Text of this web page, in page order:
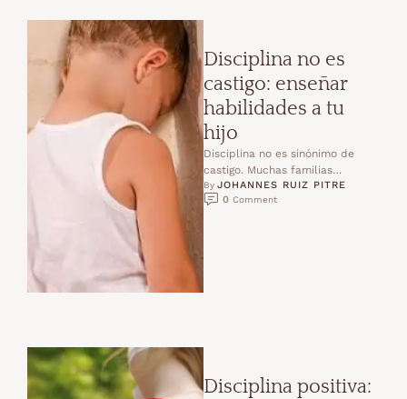
Disciplina no es
castigo: enseñar
habilidades a tu
hijo
Disciplina no es sinónimo de
castigo. Muchas familias
confunden la disciplina con
gritos, amenazas o castigos que
By JOHANNES RUIZ PITRE
0 Comment
Disciplina positiva: